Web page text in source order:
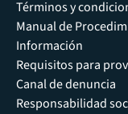
Términos y
Manual de
Información
Requisitos para
Canal de denuncia
Responsabilidad